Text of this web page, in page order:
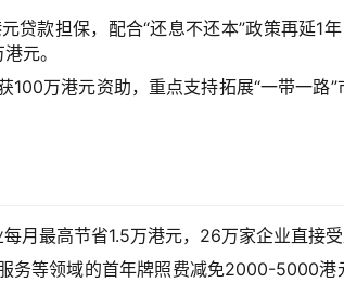
贷款担保，配合“还息不还本”政策再延1
元。
100万港元资助，重点支持拓展“一带一路
月最高节省1.5万港元，26万家企业直接受
务等领域的首年牌照费减免2000-5000港